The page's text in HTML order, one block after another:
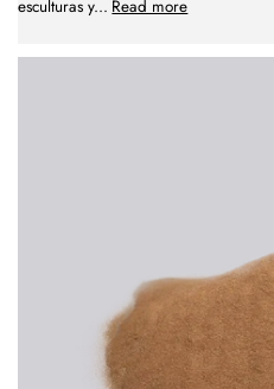
esculturas y... Read more